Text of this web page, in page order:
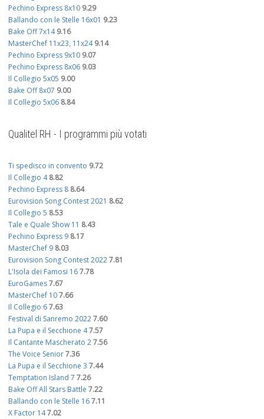
Pechino Express 8x10 9.29
Ballando con le Stelle 16x01 9.23
Bake Off 7x14 9.16
MasterChef 11x23, 11x24 9.14
Pechino Express 9x10 9.07
Pechino Express 8x06 9.03
Il Collegio 5x05 9.00
Bake Off 8x07 9.00
Il Collegio 5x06 8.84
Qualitel RH - I programmi più votati
Ti spedisco in convento 9.72
Il Collegio 4 8.82
Pechino Express 8 8.64
Eurovision Song Contest 2021 8.62
Il Collegio 5 8.53
Tale e Quale Show 11 8.43
Pechino Express 9 8.17
MasterChef 9 8.03
Eurovision Song Contest 20227.81
L'Isola dei Famosi 167.78
EuroGames7.67
MasterChef 107.66
Il Collegio 67.63
Festival di Sanremo 20227.60
La Pupa e il Secchione 47.57
Il Cantante Mascherato 27.56
The Voice Senior7.36
La Pupa e il Secchione 3 7.44
Temptation Island 7 7.26
Bake Off All Stars Battle 7.22
Ballando con le Stelle 167.11
X Factor 147.02